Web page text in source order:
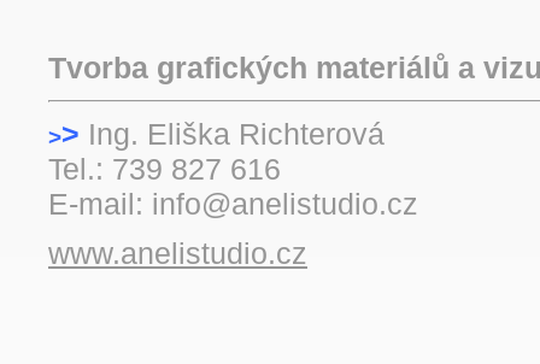
Tvorba grafických materiálů a
>> Ing. Eliška
Tel.: 739 827 616
E-mail: info@anelistudio.cz
www.anelistudio.cz